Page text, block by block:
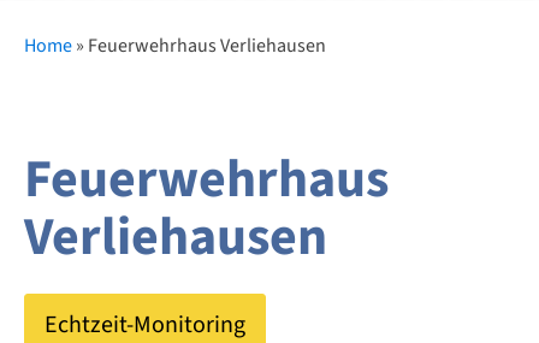
Home» Feuerwehrhaus Verliehausen
Feuerwehrhaus
Verliehausen
Echtzeit-Monitoring